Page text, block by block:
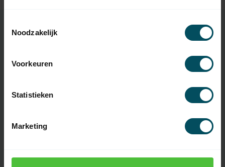
Noodzakelijk
Voorkeuren
Statistieken
Marketing
SKU